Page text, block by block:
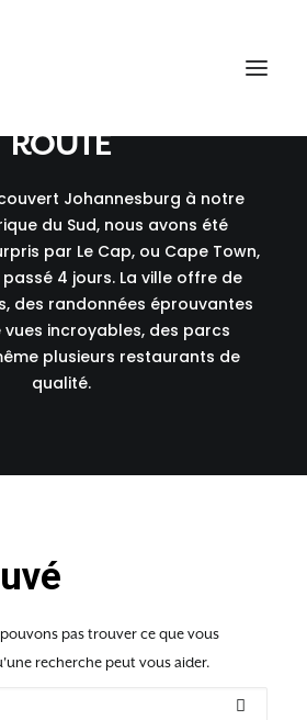
ROUTE
Johannesburg à notre
du Sud, nous avons été
par Le Cap, ou Cape Town,
4 jours. La ville offre de
des randonnées éprouvantes
vues incroyables, des parcs
plusieurs restaurants de
qualité.
pas trouver ce que vous
recherche peut vous aider.